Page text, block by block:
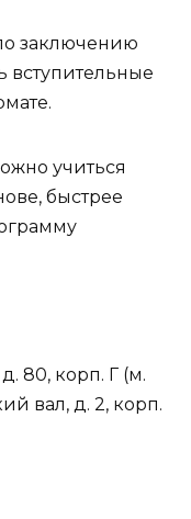
заключению
вступительные
учиться
быстрее
80, корп. Г (м.
вал, д. 2, корп.